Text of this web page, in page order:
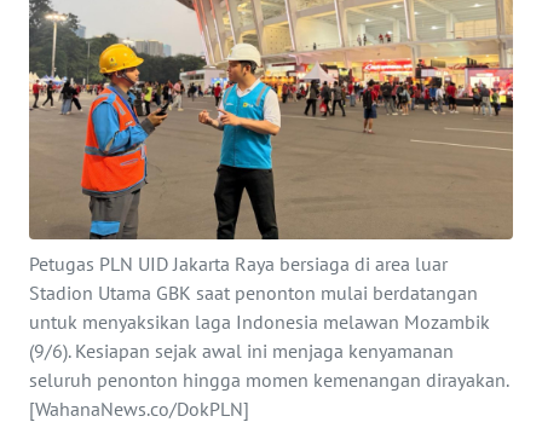
Petugas PLN UID Jakarta Raya bersiaga di area luar
Stadion Utama GBK saat penonton mulai berdatangan
untuk menyaksikan laga Indonesia melawan Mozambik
(9/6). Kesiapan sejak awal ini menjaga kenyamanan
seluruh penonton hingga momen kemenangan dirayakan.
[WahanaNews.co/DokPLN]
KESEHATAN
INTERNASIONAL
SERBA-SERBI
PENDIDIKAN
OLAHRAGA
OPINI